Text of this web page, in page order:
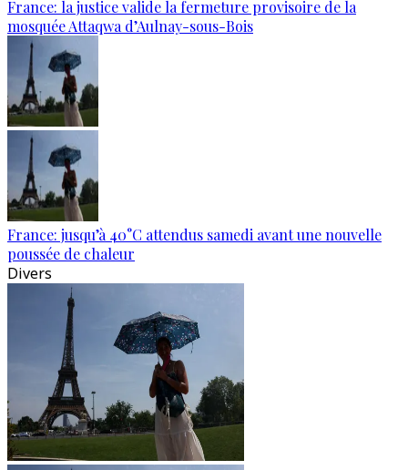
France: la justice valide la fermeture provisoire de la
mosquée Attaqwa d’Aulnay-sous-Bois
France: jusqu’à 40°C attendus samedi avant une nouvelle
poussée de chaleur
Divers